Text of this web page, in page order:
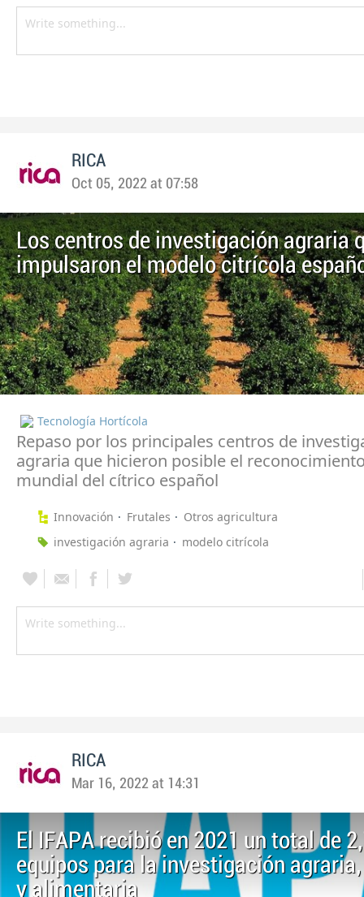
RICA
Oct 05, 2022 at 07:58
Los centros de investigación agraria
impulsaron el modelo citrícola
Tecnología Hortícola
Repaso por los principales centros de
agraria que hicieron posible el
mundial del cítrico español
Innovación Frutales
Otros agricultura
investigación agraria
modelo citrícola
RICA
Mar 16, 2022 at 14:31
El IFAPA recibió en 2021 un total de
equipos para la investigación
y alimentaria